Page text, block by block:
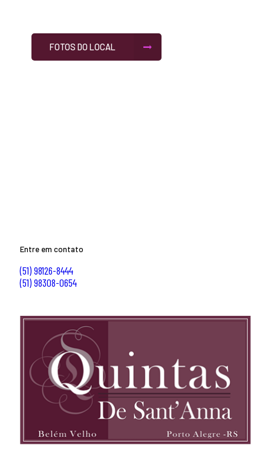
FOTOS DO LOCAL
Entre em contato
(51) 98126-8444
(51) 98308-0654